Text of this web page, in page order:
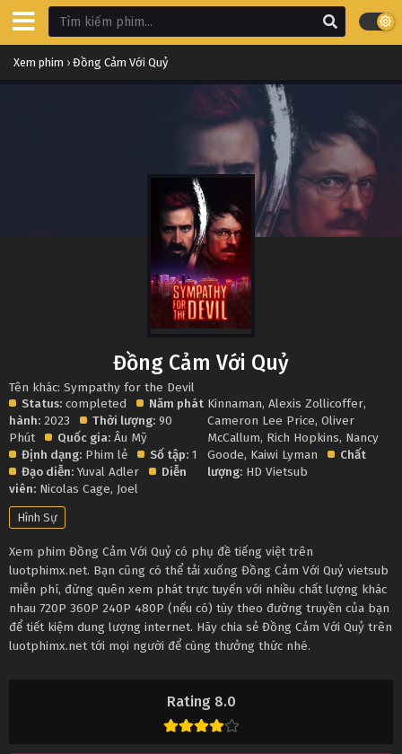
Xem phim › Đồng Cảm Với Quỷ
Rating 8.0
Đồng Cảm Với Quỷ
Tên khác: Sympathy for the Devil
Status: completed
Năm phát
hành: 2023 Thời lượng: 90
Phút
Quốc gia: Âu Mỹ
Định dạng: Phim lẻ Số tập: 1
Đạo diễn: Yuval Adler
Diễn
viên: Nicolas Cage, Joel
Kinnaman,Alexis Zollicoffer,
Cameron Lee Price,Oliver
McCallum, Rich Hopkins, Nancy
Goode, Kaiwi Lyman
Chất
lượng: HD Vietsub
Hình Sự
Xem phim Đồng Cảm Với Quỷ có phụ đề tiếng việt trên
luotphimx.net. Bạn cũng có thể tải xuống Đồng Cảm Với Quỷ vietsub
miễn phí, đừng quên xem phát trực tuyến với nhiều chất lượng khác
nhau 720P 360P 240P 480P (nếu có) tùy theo đường truyền của bạn
để tiết kiệm dung lượng internet. Hãy chia sẻ Đồng Cảm Với Quỷ trên
luotphimx.net tới mọi người để cùng thưởng thức nhé.